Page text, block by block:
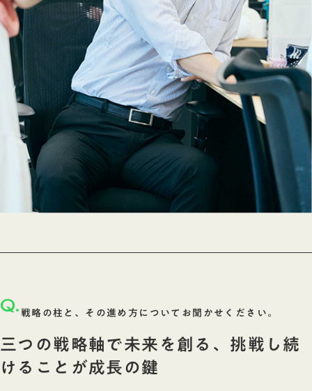
Q. 戦略の柱と、その進め方についてお聞かせください。
三つの戦略軸で未来を創る、挑戦し続
けることが成長の鍵